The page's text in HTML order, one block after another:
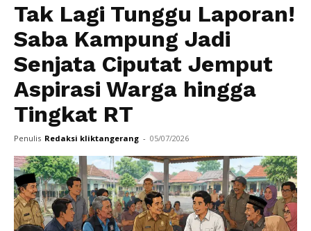
Tak Lagi Tunggu Laporan!
Saba Kampung Jadi
Senjata Ciputat Jemput
Aspirasi Warga hingga
Tingkat RT
Penulis Redaksi kliktangerang - 05/07/2026